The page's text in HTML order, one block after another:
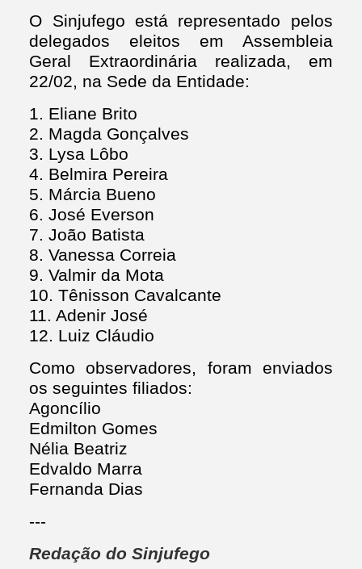
O Sinjufego está representado pelos
delegados eleitos em Assembleia
Geral Extraordinária realizada, em
22/02, na Sede da Entidade:
1. Eliane Brito
2. Magda Gonçalves
3. Lysa Lôbo
4. Belmira Pereira
5. Márcia Bueno
6. José Everson
7. João Batista
8. Vanessa Correia
9. Valmir da Mota
10. Tênisson Cavalcante
11. Adenir José
12. Luiz Cláudio
Como observadores, foram enviados
os seguintes filiados:
Agoncílio
Edmilton Gomes
Nélia Beatriz
Edvaldo Marra
Fernanda Dias
---
Redação do Sinjufego